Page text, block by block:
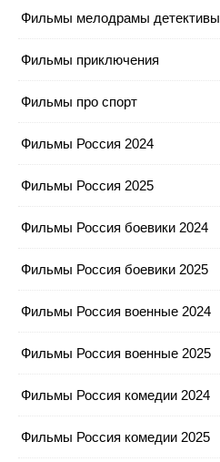
Фильмы мелодрамы детективы
Фильмы приключения
Фильмы про спорт
Фильмы Россия 2024
Фильмы Россия 2025
Фильмы Россия боевики 2024
Фильмы Россия боевики 2025
Фильмы Россия военные 2024
Фильмы Россия военные 2025
Фильмы Россия комедии 2024
Фильмы Россия комедии 2025